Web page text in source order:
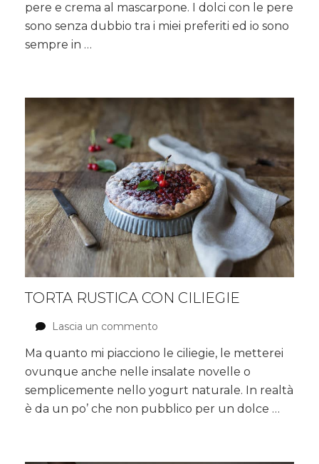
pere
e
pere e crema al mascarpone. I dolci con le pere
sono senza dubbio tra i miei preferiti ed io sono
sempre in …
TORTA RUSTICA CON CILIEGIE
Lascia un commento
rustica
con
ciliegie
Ma quanto mi piacciono le ciliegie, le metterei
ovunque anche nelle insalate novelle o
semplicemente nello yogurt naturale. In realtà
è da un po’ che non pubblico per un dolce …